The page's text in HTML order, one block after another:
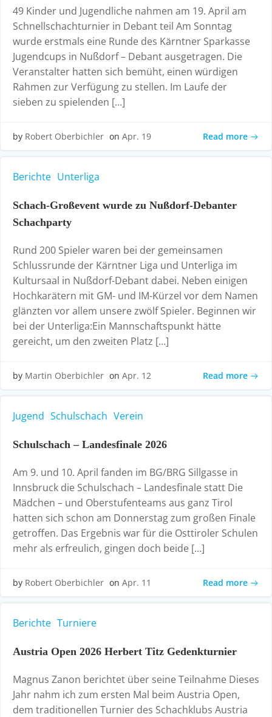
49 Kinder und Jugendliche nahmen am 19. April am
Schnellschachturnier in Debant teil Am Sonntag
wurde erstmals eine Runde des Kärntner Sparkasse
Jugendcups in Nußdorf – Debant ausgetragen. Die
Veranstalter hatten sich bemüht, einen würdigen
Rahmen zur Verfügung zu stellen. Im Laufe der
sieben zu spielenden […]
by Robert Oberbichler on Apr. 19 Read more
Berichte Unterliga
Schach-Großevent wurde zu Nußdorf-Debanter
Schachparty
Rund 200 Spieler waren bei der gemeinsamen
Schlussrunde der Kärntner Liga und Unterliga im
Kultursaal in Nußdorf-Debant dabei. Neben einigen
Hochkarätern mit GM- und IM-Kürzel vor dem Namen
glänzten vor allem unsere zwölf Spieler. Beginnen wir
bei der Unterliga:Ein Mannschaftspunkt hätte
gereicht, um den zweiten Platz […]
by Martin Oberbichler on Apr. 12 Read more
Jugend Schulschach Verein
Schulschach – Landesfinale 2026
Am 9. und 10. April fanden im BG/BRG Sillgasse in
Innsbruck die Schulschach – Landesfinale statt Die
Mädchen – und Oberstufenteams aus ganz Tirol
hatten sich schon am Donnerstag zum großen Finale
getroffen. Das Ergebnis war für die Osttiroler Schulen
mehr als erfreulich, gingen doch beide […]
by Robert Oberbichler on Apr. 11 Read more
Berichte Turniere
Austria Open 2026 Herbert Titz Gedenkturnier
Magnus Zanon berichtet über seine Teilnahme Dieses
Jahr nahm ich zum ersten Mal beim Austria Open,
dem traditionellen Turnier des Schachklubs Austria